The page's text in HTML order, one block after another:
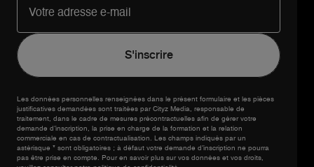
Les données personnelles renseignées dans le présent formulaire et les pièces
justificatives demandées sont traitées par Cityz Media, responsable de
traitement, dans le cadre de mesures précontractuelles afin de gérer votre
demande d’inscription, la prise en charge de la formation et la relation
commerciale en cas de contractualisation. Les champs indiqués par un
astérisque * sont obligatoires ; à défaut votre demande d’inscription ne pourra
pas être prise en compte. Pour en savoir plus sur vos données et vos droits,